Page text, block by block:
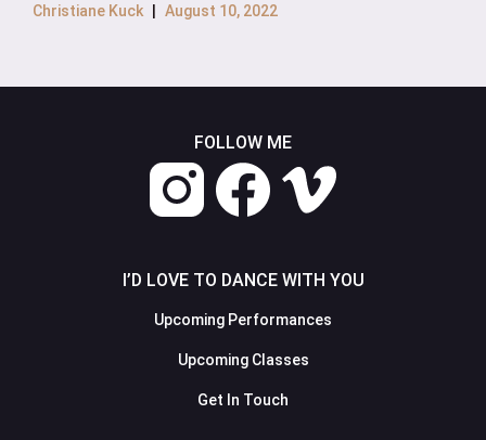
Christiane Kuck August 10, 2022
I’D LOVE TO DANCE WITH YOU
Upcoming Performances
Upcoming Classes
Get In Touch
FOLLOW ME